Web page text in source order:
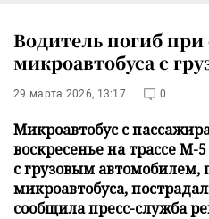
Водитель погиб
микроавтобуса с
29 марта 2026, 13:17 0
Микроавтобус с
воскресенье на трассе М-
с грузовым автомобилем,
микроавтобуса,
сообщила пресс-служба